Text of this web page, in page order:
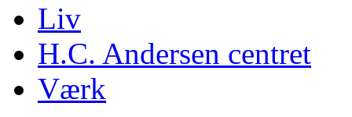
Liv
H.C. Andersen centret
Værk